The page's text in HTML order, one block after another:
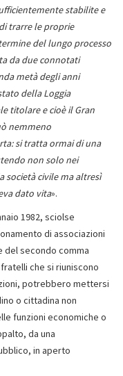
stabilite e
trarre le proprie
del lungo processo
da due connotati
metà degli anni
della Loggia
titolare e cioè il Gran
nemmeno
si tratta ormai di una
non solo nei
civile ma altresì
dato vita».
1982, sciolse
di associazioni
del secondo comma
che si riuniscono
potrebbero mettersi
o cittadina non
funzioni economiche o
da una
in aperto